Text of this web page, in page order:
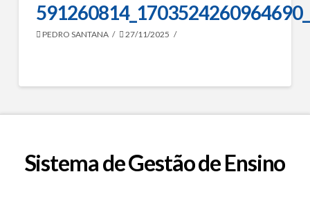
PEDRO SANTANA 27/11/2025
Sistema de Gestão de Ensino